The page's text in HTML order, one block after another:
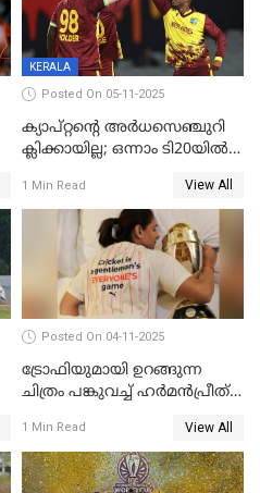
KERALA
Posted On 05-11-2025
ക്യാപ്റ്റന്റെ അർധസെഞ്ചുറി
ക്ലിക്കായില്ല; ഒന്നാം ടി20യിൽ
വിൻഡീസിന് ജയം
1 Min Read View All
Posted On 04-11-2025
ട്രോഫിയുമായി ഉറങ്ങുന്ന
ചിത്രം പങ്കുവച്ച് ഹര്‍മന്‍പ്രീത്
1 Min Read View All